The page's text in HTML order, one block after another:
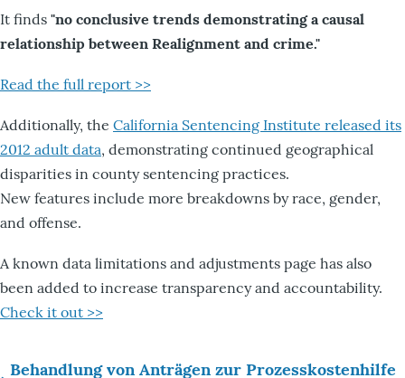
It finds "no conclusive trends demonstrating a causal
relationship between Realignment and crime."
Read the full report >>
Additionally, the California Sentencing Institute released its
2012 adult data, demonstrating continued geographical
disparities in county sentencing practices.
New features include more breakdowns by race, gender,
and offense.
A known data limitations and adjustments page has also
been added to increase transparency and accountability.
Check it out >>
Behandlung von Anträgen zur Prozesskostenhilfe